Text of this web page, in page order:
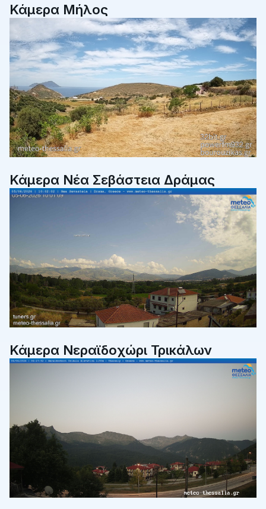
Κάμερα Μήλος
Κάμερα Νέα Σεβάστεια Δράμας
Κάμερα Νεραϊδοχώρι Τρικάλων